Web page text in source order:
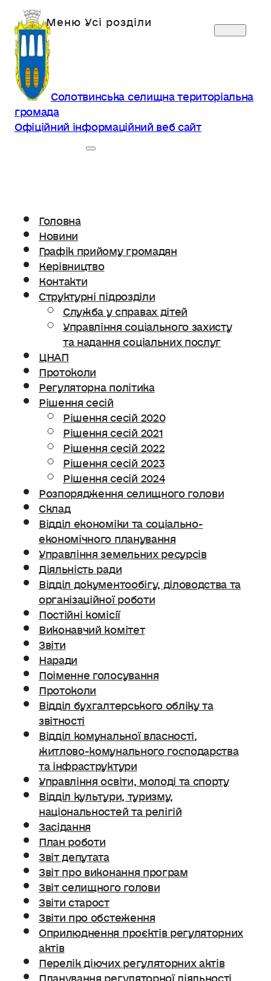
Солотвинська селищна територіальна
громада
Офіційний інформаційний веб сайт
Головна
Новини
Графік прийому громадян
Керівництво
Контакти
Структурні підрозділи
Служба у справах дітей
Управління соціального захисту
та надання соціальних послуг
ЦНАП
Протоколи
Регуляторна політика
Рішення сесій
Рішення сесій 2020
Рішення сесій 2021
Рішення сесій 2022
Рішення сесій 2023
Рішення сесій 2024
Розпорядження селищного голови
Склад
Відділ економіки та соціально-
економічного планування
Управління земельних ресурсів
Діяльність ради
Відділ документообігу, діловодства та
організаційної роботи
Постійні комісії
Виконавчий комітет
Звіти
Наради
Поіменне голосування
Протоколи
Відділ бухгалтерського обліку та
звітності
Відділ комунальної власності,
житлово-комунального господарства
та інфраструктури
Управління освіти, молоді та спорту
Відділ культури, туризму,
національностей та релігій
Засідання
План роботи
Звіт депутата
Звіт про виконання програм
Звіт селищного голови
Звіти старост
Звіти про обстеження
Оприлюднення проєктів регуляторних
актів
Перелік діючих регуляторних актів
Планування регуляторної діяльності